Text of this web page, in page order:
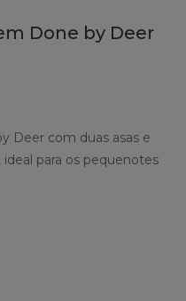
Done by Deer
Deer com duas asas e
para os pequenotes